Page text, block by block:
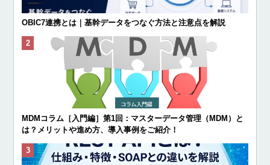
OBIC7連携とは｜基幹データをつなぐ方法と注意点を解説
MDMコラム［入門編］第1回：マスターデータ管理（MDM）と
は？メリットや進め方、導入事例をご紹介！